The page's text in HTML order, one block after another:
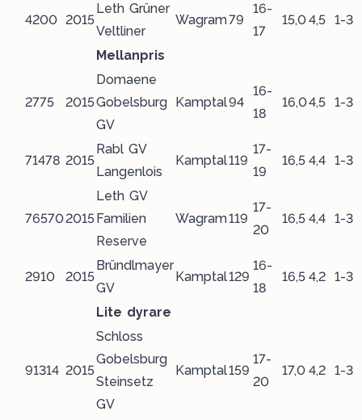
4200 2015
Leth Grüner
Veltliner
Wagram79
16-
17
15,04,5 1-3
Mellanpris
2775 2015
Domaene
Gobelsburg
GV
Kamptal94
16-
18
16,04,5 1-3
71478 2015
Rabl GV
Langenlois
Kamptal119
17-
19
16,5 4,4 1-3
765702015
Leth GV
Familien
Reserve
Wagram119
17-
20
16,5 4,4 1-3
2910 2015
Bründlmayer
GV
Kamptal129
16-
18
16,5 4,2 1-3
Lite dyrare
91314 2015
Schloss
Gobelsburg
Steinsetz
GV
Kamptal159
17-
20
17,0 4,2 1-3